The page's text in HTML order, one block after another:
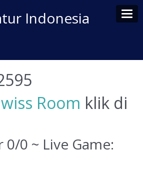
Indonesia
Room klik di
0/0 ~ Live Game: